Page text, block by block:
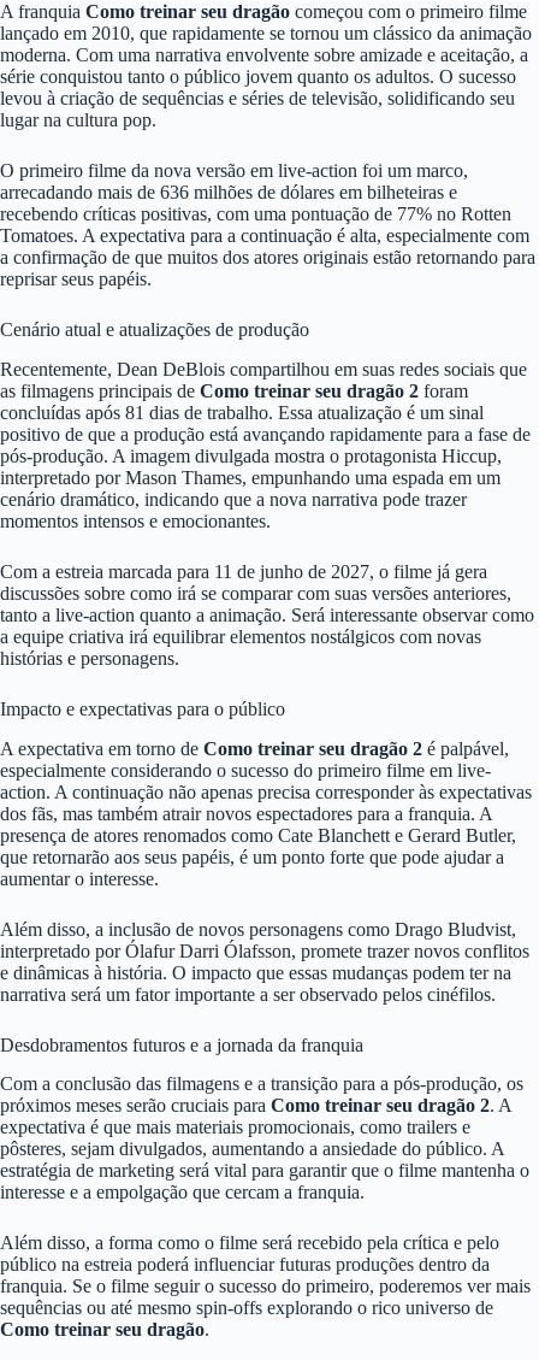
A franquia Como treinar seu dragão começou com o primeiro filme
lançado em 2010, que rapidamente se tornou um clássico da animação
moderna. Com uma narrativa envolvente sobre amizade e aceitação, a
série conquistou tanto o público jovem quanto os adultos. O sucesso
levou à criação de sequências e séries de televisão, solidificando seu
lugar na cultura pop.
O primeiro filme da nova versão em live-action foi um marco,
arrecadando mais de 636 milhões de dólares em bilheteiras e
recebendo críticas positivas, com uma pontuação de 77% no Rotten
Tomatoes. A expectativa para a continuação é alta, especialmente com
a confirmação de que muitos dos atores originais estão retornando para
reprisar seus papéis.
Cenário atual e atualizações de produção
Recentemente, Dean DeBlois compartilhou em suas redes sociais que
as filmagens principais de Como treinar seu dragão 2 foram
concluídas após 81 dias de trabalho. Essa atualização é um sinal
positivo de que a produção está avançando rapidamente para a fase de
pós-produção. A imagem divulgada mostra o protagonista Hiccup,
interpretado por Mason Thames, empunhando uma espada em um
cenário dramático, indicando que a nova narrativa pode trazer
momentos intensos e emocionantes.
Com a estreia marcada para 11 de junho de 2027, o filme já gera
discussões sobre como irá se comparar com suas versões anteriores,
tanto a live-action quanto a animação. Será interessante observar como
a equipe criativa irá equilibrar elementos nostálgicos com novas
histórias e personagens.
Impacto e expectativas para o público
A expectativa em torno de Como treinar seu dragão 2 é palpável,
especialmente considerando o sucesso do primeiro filme em live-
action. A continuação não apenas precisa corresponder às expectativas
dos fãs, mas também atrair novos espectadores para a franquia. A
presença de atores renomados como Cate Blanchett e Gerard Butler,
que retornarão aos seus papéis, é um ponto forte que pode ajudar a
aumentar o interesse.
Além disso, a inclusão de novos personagens como Drago Bludvist,
interpretado por Ólafur Darri Ólafsson, promete trazer novos conflitos
e dinâmicas à história. O impacto que essas mudanças podem ter na
narrativa será um fator importante a ser observado pelos cinéfilos.
Desdobramentos futuros e a jornada da franquia
Com a conclusão das filmagens e a transição para a pós-produção, os
próximos meses serão cruciais para Como treinar seu dragão 2. A
expectativa é que mais materiais promocionais, como trailers e
pôsteres, sejam divulgados, aumentando a ansiedade do público. A
estratégia de marketing será vital para garantir que o filme mantenha o
interesse e a empolgação que cercam a franquia.
Além disso, a forma como o filme será recebido pela crítica e pelo
público na estreia poderá influenciar futuras produções dentro da
franquia. Se o filme seguir o sucesso do primeiro, poderemos ver mais
sequências ou até mesmo spin-offs explorando o rico universo de
Como treinar seu dragão.